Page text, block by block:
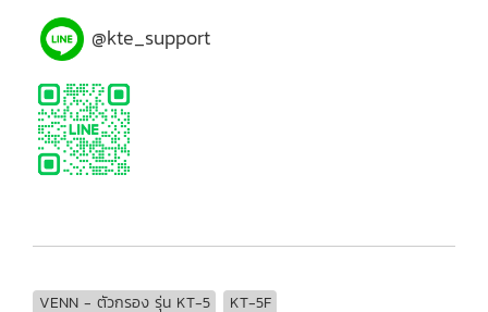
@kte_support
VENN - ตัวกรอง รุ่น KT-5 KT-5F